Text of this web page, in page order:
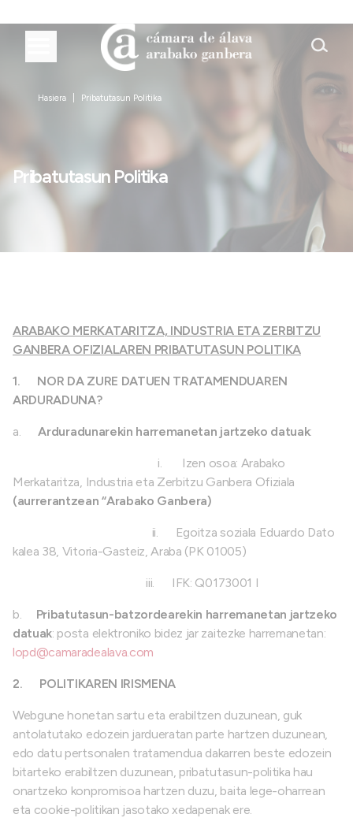
Hasiera Pribatutasun Politika
Pribatutasun Politika
ARABAKO MERKATARITZA, INDUSTRIA ETA ZERBITZU
GANBERA OFIZIALAREN PRIBATUTASUN POLITIKA
1. NOR DA ZURE DATUEN TRATAMENDUAREN
ARDURADUNA?
a.Arduradunarekin harremanetan jartzeko datuak:
i.
Izen osoa: Arabako
Merkataritza, Industria eta Zerbitzu Ganbera Ofiziala
(aurrerantzean “Arabako Ganbera)
ii.
Egoitza soziala Eduardo Dato
kalea 38, Vitoria-Gasteiz, Araba (PK 01005)
iii. IFK: Q0173001 I
b. Pribatutasun-batzordearekin harremanetan jartzeko
datuak: posta elektroniko bidez jar zaitezke harremanetan:
lopd@camaradealava.com
2. POLITIKAREN IRISMENA
Webgune honetan sartu eta erabiltzen duzunean, guk
antolatutako edozein jardueratan parte hartzen duzunean,
edo datu pertsonalen tratamendua dakarren beste edozein
bitarteko erabiltzen duzunean, pribatutasun-politika hau
onartzeko konpromisoa hartzen duzu, baita lege-oharrean
eta cookie-politikan jasotako xedapenak ere.